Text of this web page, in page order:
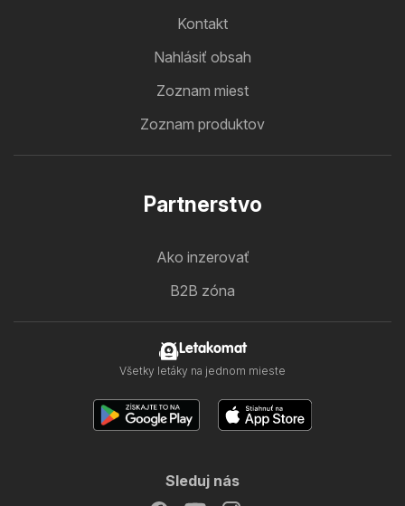
Kontakt
Nahlásiť obsah
Zoznam miest
Zoznam produktov
Partnerstvo
Ako inzerovať
B2B zóna
Letakomat
Všetky letáky na jednom mieste
Sleduj nás